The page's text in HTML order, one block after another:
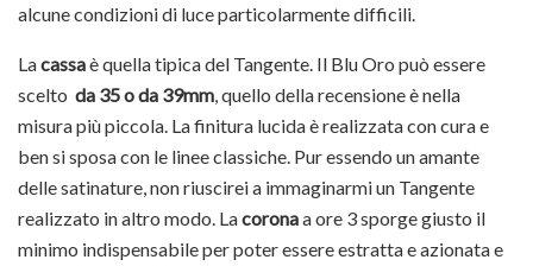
alcune condizioni di luce particolarmente difficili.
Lacassaè quella tipica del Tangente. Il Blu Oro può essere
scelto da 35 o da 39mm , quello della recensione è nella
misura più piccola. La finitura lucida è realizzata con cura e
ben si sposa con le linee classiche. Pur essendo un amante
delle satinature, non riuscirei a immaginarmi un Tangente
realizzato in altro modo. Lacoronaa ore 3 sporge giusto il
minimo indispensabile per poter essere estratta e azionata e